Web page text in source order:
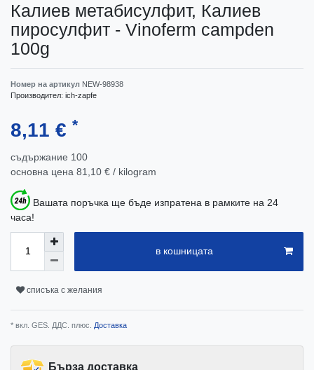
Калиев метабисулфит, Калиев
пиросулфит - Vinoferm campden
100g
Номер на артикул NEW-98938
Производител: ich-zapfe
8,11 € *
съдържание 100
основна цена 81,10 € / kilogram
Вашата поръчка ще бъде изпратена в рамките на 24
часа!
в кошницата
списъка с желания
* вкл. GES. ДДС. плюс. Доставка
Бърза доставка